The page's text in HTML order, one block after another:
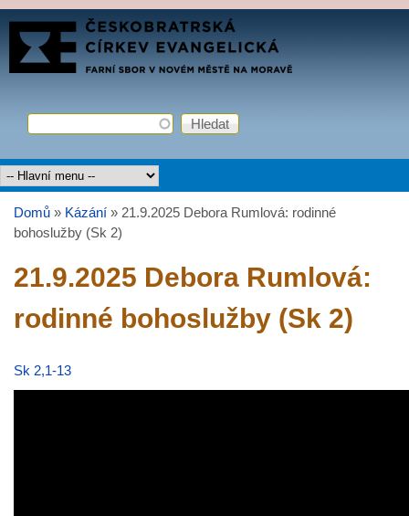
Přejít k hlavnímu obsahu
FARNÍ
SBOR
Vyhledávání
Hledat
Hlavní menu
Jste zde
Domů » Kázání » 21.9.2025 Debora Rumlová: rodinné
bohoslužby (Sk 2)
21.9.2025 Debora Rumlová:
rodinné bohoslužby (Sk 2)
Sk 2,1-13